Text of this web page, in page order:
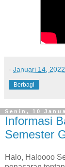
- Januari 14, 2022
Berbagi
Senin, 10
Informasi
Semester
Halo, Haloooo